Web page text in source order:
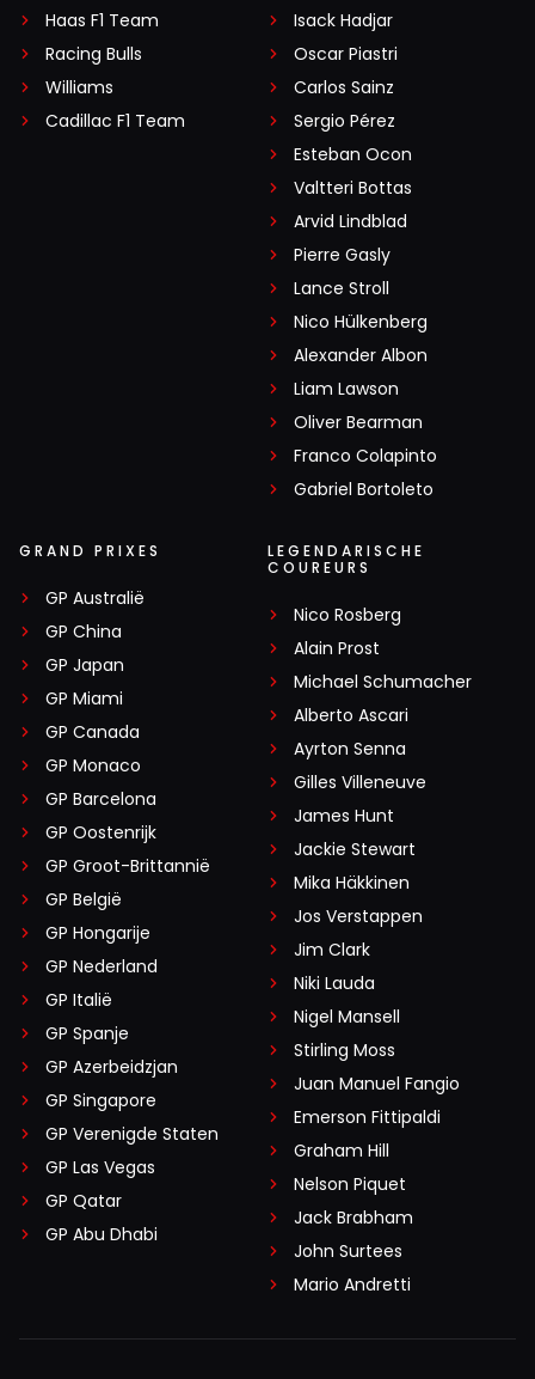
Haas F1 Team
Racing Bulls
Williams
Cadillac F1 Team
Isack Hadjar
Oscar Piastri
Carlos Sainz
Sergio Pérez
Esteban Ocon
Valtteri Bottas
Arvid Lindblad
Pierre Gasly
Lance Stroll
Nico Hülkenberg
Alexander Albon
Liam Lawson
Oliver Bearman
Franco Colapinto
Gabriel Bortoleto
GRAND PRIXES
GP Australië
GP China
GP Japan
GP Miami
GP Canada
GP Monaco
GP Barcelona
GP Oostenrijk
GP Groot-Brittannië
GP België
GP Hongarije
GP Nederland
GP Italië
GP Spanje
GP Azerbeidzjan
GP Singapore
GP Verenigde Staten
GP Las Vegas
GP Qatar
GP Abu Dhabi
LEGENDARISCHE
COUREURS
Nico Rosberg
Alain Prost
Michael Schumacher
Alberto Ascari
Ayrton Senna
Gilles Villeneuve
James Hunt
Jackie Stewart
Mika Häkkinen
Jos Verstappen
Jim Clark
Niki Lauda
Nigel Mansell
Stirling Moss
Juan Manuel Fangio
Emerson Fittipaldi
Graham Hill
Nelson Piquet
Jack Brabham
John Surtees
Mario Andretti